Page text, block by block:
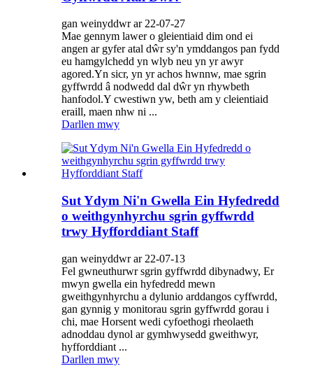
gan weinyddwr ar 22-07-27
Mae gennym lawer o gleientiaid dim ond ei
angen ar gyfer atal dŵr sy'n ymddangos pan fydd
eu hamgylchedd yn wlyb neu yn yr awyr
agored.Yn sicr, yn yr achos hwnnw, mae sgrin
gyffwrdd â nodwedd dal dŵr yn rhywbeth
hanfodol.Y cwestiwn yw, beth am y cleientiaid
eraill, maen nhw ni ...
Darllen mwy
Sut Ydym Ni'n Gwella Ein Hyfedredd
o weithgynhyrchu sgrin gyffwrdd
trwy Hyfforddiant Staff
gan weinyddwr ar 22-07-13
Fel gwneuthurwr sgrin gyffwrdd dibynadwy, Er
mwyn gwella ein hyfedredd mewn
gweithgynhyrchu a dylunio arddangos cyffwrdd,
gan gynnig y monitorau sgrin gyffwrdd gorau i
chi, mae Horsent wedi cyfoethogi rheolaeth
adnoddau dynol ar gymhwysedd gweithwyr,
hyfforddiant ...
Darllen mwy